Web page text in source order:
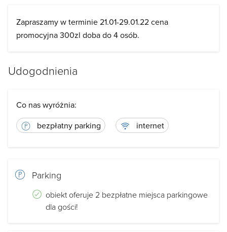
Zapraszamy w terminie 21.01-29.01.22 cena
promocyjna 300zl doba do 4 osób.
Udogodnienia
Co nas wyróżnia:
bezpłatny parking
internet
Parking
obiekt oferuje 2 bezpłatne miejsca parkingowe
dla gości!